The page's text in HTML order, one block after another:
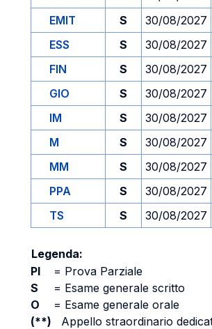
EMIT
S 30/08/2027
ESS
S 30/08/2027
FIN
S 30/08/2027
GIO
S 30/08/2027
IM
S 30/08/2027
M
S 30/08/2027
MM
S 30/08/2027
PPA
S 30/08/2027
TS
S 30/08/2027
Legenda:
PI
= Prova Parziale
S
= Esame generale scritto
O
= Esame generale orale
(**)
Appello straordinario